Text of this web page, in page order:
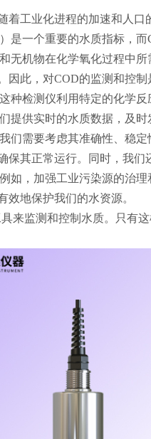
工业化进程的加速和人
是一个重要的水质指标，
无机物在化学氧化过程中
此，对COD的监测和控制
检测仪利用特定的化学反
供实时的水质数据，及时
们需要考虑其准确性、稳
其正常运行。同时，我
如，加强工业污染源的治
地保护我们的水资源。
来监测和控制水质。只有